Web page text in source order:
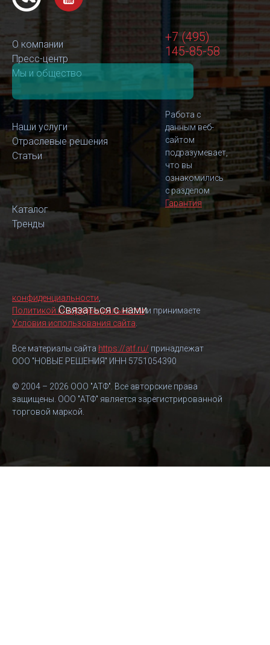
О компании
Пресс-центр
Мы и общество
Наши услуги
Отраслевые решения
Статьи
Каталог
Тренды
+7 (495)
145-85-58
Связаться с нами
Работа с
данным веб-
сайтом
подразумевает,
что вы
ознакомились
с разделом
Гарантия
конфиденциальности
Политикой конфиденциальностии принимаете
Условия использования сайта
Все материалы сайта https://atf.ru/ принадлежат
ООО "НОВЫЕ РЕШЕНИЯ" ИНН 5751054390
© 2004 – 2026 ООО "АТФ". Все авторские права
защищены. ООО "АТФ" является зарегистрированной
торговой маркой.